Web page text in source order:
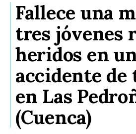
Fallece una
tres jóvenes
heridos en
accidente
en Las
(Cuenca)